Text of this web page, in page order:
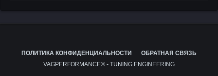
ПОЛИТИКА КОНФИДЕНЦИАЛЬНОСТИ
ОБРАТНАЯ СВЯЗЬ
VAGPERFORMANCE® - TUNING ENGINEERING